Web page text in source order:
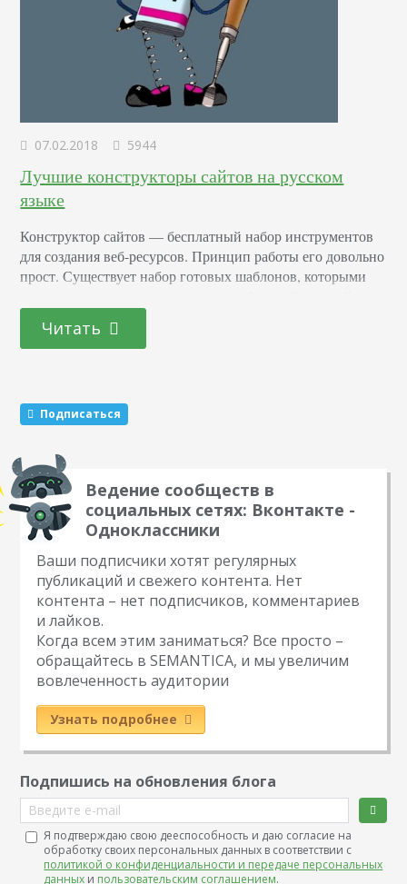
07.02.2018 5944
Лучшие конструкторы сайтов на русском
языке
Конструктор сайтов — бесплатный набор инструментов
для создания веб-ресурсов. Принцип работы его довольно
прост. Существует набор готовых шаблонов, которыми
веб-страниц. Эти шаблоны включают в себя все
необходимые элементы: от визуального представления, до
помощи специальных…
Читать
Подписаться
Ведение сообществ в
социальных сетях: Вконтакте -
Одноклассники
Ваши подписчики хотят регулярных
публикаций и свежего контента. Нет
контента – нет подписчиков, комментариев
и лайков.
Когда всем этим заниматься? Все просто –
обращайтесь в SEMANTICA, и мы увеличим
вовлеченность аудитории
Узнать подробнее
Подпишись на обновления блога
Введите e-mail
Я подтверждаю свою дееспособность и даю согласие на
обработку своих персональных данных в соответствии с
политикой о конфиденциальности и передаче персональных
данных и пользовательским соглашением.